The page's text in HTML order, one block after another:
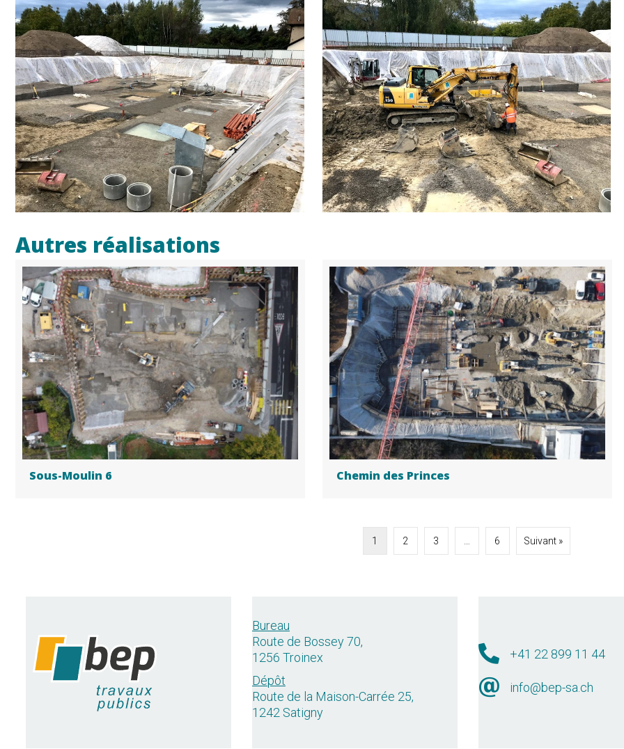
Autres réalisations
Sous-Moulin 6 Chemin des Princes
1 2 3 6 Suivant »
Bureau
Route de Bossey 70,
1256 Troinex
Dépôt
Route de la Maison-Carrée 25,
1242 Satigny
+41 22 899 11 44
info@bep-sa.ch